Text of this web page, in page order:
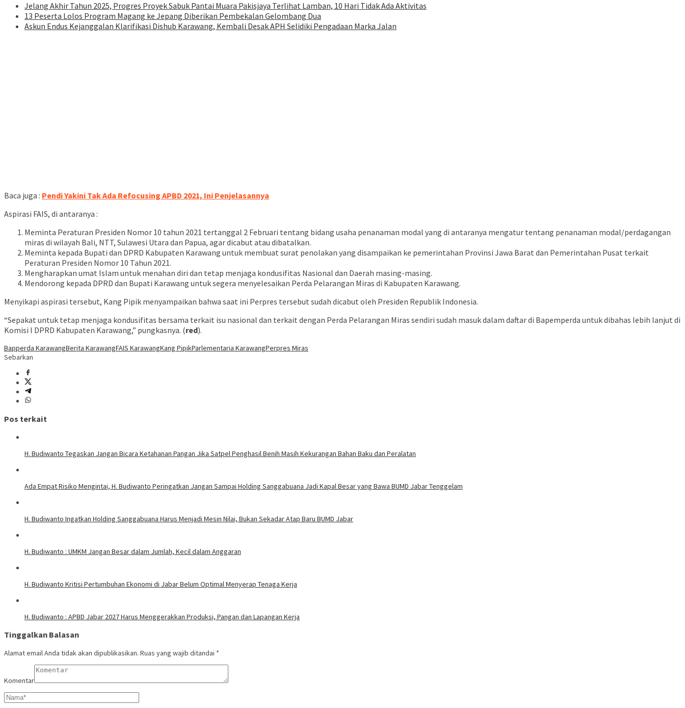
Jelang Akhir Tahun 2025, Progres Proyek Sabuk Pantai Muara Pakisjaya Terlihat Lamban, 10 Hari Tidak Ada Aktivitas
13 Peserta Lolos Program Magang ke Jepang Diberikan Pembekalan Gelombang Dua
Askun Endus Kejanggalan Klarifikasi Dishub Karawang, Kembali Desak APH Selidiki Pengadaan Marka Jalan
Baca juga : Pendi Yakini Tak Ada Refocusing APBD 2021, Ini Penjelasannya
Aspirasi FAIS, di antaranya :
Meminta Peraturan Presiden Nomor 10 tahun 2021 tertanggal 2 Februari tentang bidang usaha penanaman modal yang di antaranya mengatur tentang penanaman modal/perdagangan
miras di wilayah Bali, NTT, Sulawesi Utara dan Papua, agar dicabut atau dibatalkan.
Meminta kepada Bupati dan DPRD Kabupaten Karawang untuk membuat surat penolakan yang disampaikan ke pemerintahan Provinsi Jawa Barat dan Pemerintahan Pusat terkait
Peraturan Presiden Nomor 10 Tahun 2021.
Mengharapkan umat Islam untuk menahan diri dan tetap menjaga kondusifitas Nasional dan Daerah masing-masing.
Mendorong kepada DPRD dan Bupati Karawang untuk segera menyelesaikan Perda Pelarangan Miras di Kabupaten Karawang.
Menyikapi aspirasi tersebut, Kang Pipik menyampaikan bahwa saat ini Perpres tersebut sudah dicabut oleh Presiden Republik Indonesia.
“Sepakat untuk tetap menjaga kondusifitas bersama terkait isu nasional dan terkait dengan Perda Pelarangan Miras sendiri sudah masuk dalam daftar di Bapemperda untuk dibahas lebih lanjut di
Komisi I DPRD Kabupaten Karawang,” pungkasnya. (red).
Bapperda KarawangBerita KarawangFAIS KarawangKang PipikParlementaria KarawangPerpres Miras
Sebarkan
Pos terkait
H. Budiwanto Tegaskan Jangan Bicara Ketahanan Pangan Jika Satpel Penghasil Benih Masih Kekurangan Bahan Baku dan Peralatan
Ada Empat Risiko Mengintai, H. Budiwanto Peringatkan Jangan Sampai Holding Sanggabuana Jadi Kapal Besar yang Bawa BUMD Jabar Tenggelam
H. Budiwanto Ingatkan Holding Sanggabuana Harus Menjadi Mesin Nilai, Bukan Sekadar Atap Baru BUMD Jabar
H. Budiwanto : UMKM Jangan Besar dalam Jumlah, Kecil dalam Anggaran
H. Budiwanto Kritisi Pertumbuhan Ekonomi di Jabar Belum Optimal Menyerap Tenaga Kerja
H. Budiwanto : APBD Jabar 2027 Harus Menggerakkan Produksi, Pangan dan Lapangan Kerja
Tinggalkan Balasan
Alamat email Anda tidak akan dipublikasikan. Ruas yang wajib ditandai *
Komentar